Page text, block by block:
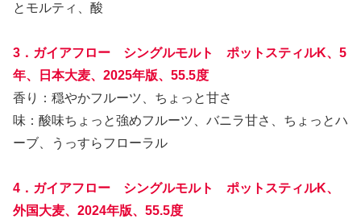
とモルティ、酸
3．ガイアフロー シングルモルト ポットスティルK、5
年、日本大麦、2025年版、55.5度
香り：穏やかフルーツ、ちょっと甘さ
味：酸味ちょっと強めフルーツ、バニラ甘さ、ちょっとハ
ーブ、うっすらフローラル
4．ガイアフロー シングルモルト ポットスティルK、
外国大麦、2024年版、55.5度